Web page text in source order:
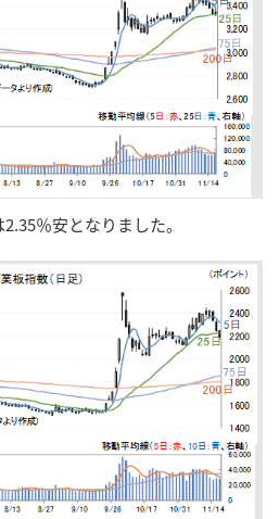
％安となりました。